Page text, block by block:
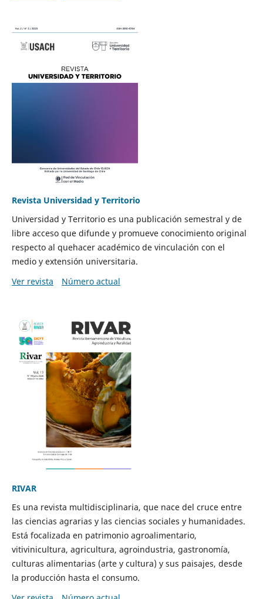
Revista Universidad y Territorio
Universidad y Territorio es una publicación semestral y de
libre acceso que difunde y promueve conocimiento original
respecto al quehacer académico de vinculación con el
medio y extensión universitaria.
Ver revista
Número actual
RIVAR
Es una revista multidisciplinaria, que nace del cruce entre
las ciencias agrarias y las ciencias sociales y humanidades.
Está focalizada en patrimonio agroalimentario,
vitivinicultura, agricultura, agroindustria, gastronomía,
culturas alimentarias (arte y cultura) y sus paisajes, desde
la producción hasta el consumo.